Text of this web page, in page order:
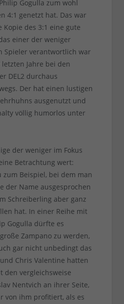
Gogulla zum wohl
4:1 genetzt hat. Das war
des 3:1 eine gute
einer der weniger
Spieler verantwortlich war
Jahre bei den
DEL2 durchaus
Der hat einen lustigen
ausgenutzt und
völlig humorlos unter
der weniger im Fokus
Betrachtung wert:
zum Beispiel, bei dem man
der Name ausgesprochen
Schreiberling aber ganz
hat. In einer Reihe mit
Gogulla dürfte es
Zampano zu werden,
gar nicht unbedingt das
Chris Valentine hatten
den vergleichsweise
Nentvich an ihrer Seite,
von ihm profitiert, als es